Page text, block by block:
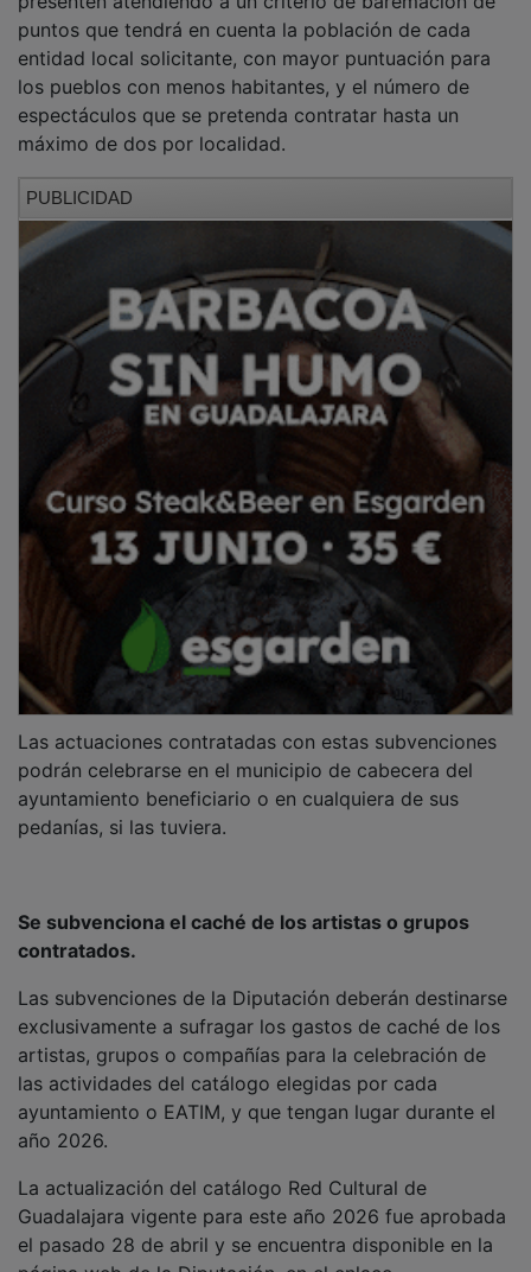
puntos que tendrá en cuenta la población de cada
entidad local solicitante, con mayor puntuación para
los pueblos con menos habitantes, y el número de
espectáculos que se pretenda contratar hasta un
máximo de dos por localidad.
podrán celebrarse en el municipio de cabecera del
ayuntamiento beneficiario o en cualquiera de sus
pedanías, si las tuviera.
contratados.
exclusivamente a sufragar los gastos de caché de los
artistas, grupos o compañías para la celebración de
las actividades del catálogo elegidas por cada
ayuntamiento o EATIM, y que tengan lugar durante el
año 2026.
Guadalajara vigente para este año 2026 fue aprobada
el pasado 28 de abril y se encuentra disponible en la
página web de la Diputación, en el enlace